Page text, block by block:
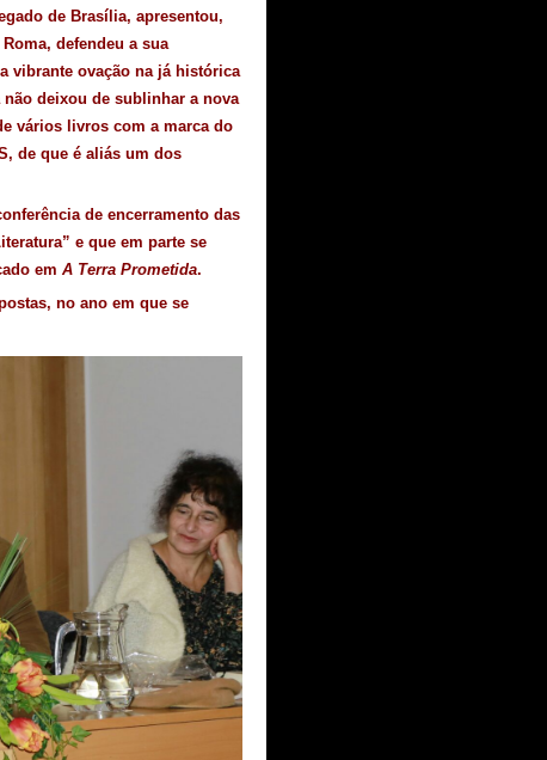
de Brasília, apresentou,
defendeu a sua
vibrante ovação na já histórica
deixou de sublinhar a nova
vários livros com a marca do
de que é aliás um dos
de encerramento das
e que em parte se
em A Terra Prometida.
no ano em que se